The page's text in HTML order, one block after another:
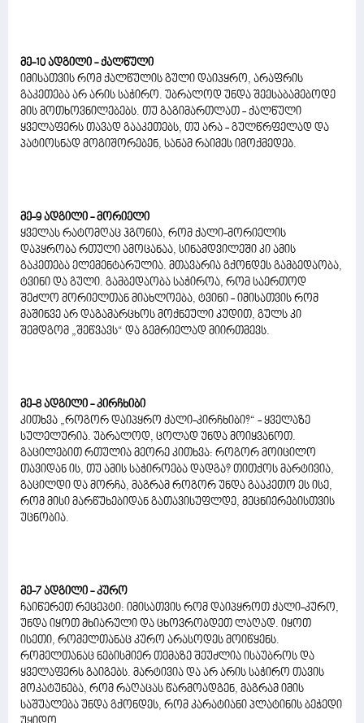
მე-10 ადგილი - ქალწული
იმისათვის რომ ქალწულის გული დაიპყრო, არაფრის
გაკეთება არ არის საჭირო. უბრალოდ უნდა შეესაბამებოდე
მის მოთხოვნილებებს. თუ გაგიმართლათ - ქალწული
ყველაფერს თავად გააკეთებს, თუ არა - გულწრფელად და
პატიოსნად მოგიშორებენ, სანამ რაიმეს იმოქმედებ.
მე-9 ადგილი - მორიელი
ყველას რატომღაც ჰგონია, რომ ქალი-მორიელის
დაპყრობა რთული ამოცანაა, სინამდვილეში კი ამის
გაკეთება ელემენტარულია. მთავარია გქონდეს გამბედაობა,
ტვინი და გული. გამბედაობა საჭიროა, რომ საერთოდ
შეძლო მორიელთან მიახლოება, ტვინი - იმისათვის რომ
მაშინვე არ დაგამარცხოს მოქნეული კუდით, გულს კი
შემდგომ „შეწვავს“ და გემრიელად მიირთმევს.
მე-8 ადგილი - კირჩხიბი
კითხვა „როგორ დაიპყრო ქალი-კირჩხიბი?“ - ყველაზე
სულელურია. უბრალოდ, ცოლად უნდა მოიყვანოთ.
გაცილებით რთულია მეორე კითხვა: როგორ მოიცილო
თავიდან ის, თუ ამის საჭიროება დადგა? თითქოს მარტივია,
გაცილდი და მორჩა, მაგრამ როგორ უნდა გააკეთო ეს ისე,
რომ მისი მარწუხებიდან გათავისუფლდე, მეცნიერებისთვის
უცნობია.
მე-7 ადგილი - კურო
ჩაიწერეთ რეცეპტი: იმისათვის რომ დაიპყროთ ქალი-კურო,
უნდა იყოთ მხიარული და ცხოვრობდეთ ლაღად. იყოთ
ისეთი, რომელთანაც კურო არასოდეს მოიწყენს.
რომელთანაც ნებისმიერ თემაზე შეუძლია ისაუბროს და
ყველაფერს გაიგებს. მარტივია და არ არის საჭირო თავის
მოკატუნება, რომ რაღაცას წარმოადგენ, მაგრამ იმის
საშუალება უნდა გქონდეს, რომ კარატიანი პლატინის ბეჭედი